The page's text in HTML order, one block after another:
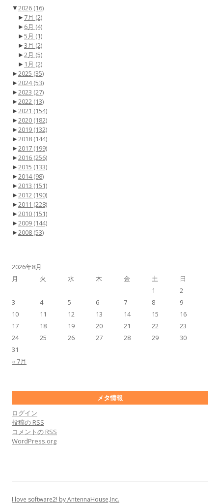
▼2026 (16)
► 7月 (2)
► 6月 (4)
►5月 (1)
►3月 (2)
►2月 (5)
► 1月 (2)
►2025 (35)
►2024(53)
►2023 (27)
►2022 (13)
►2021 (154)
►2020 (182)
►2019 (132)
►2018 (144)
►2017 (199)
►2016 (256)
►2015 (133)
►2014(98)
►2013 (151)
►2012 (190)
►2011 (228)
►2010 (151)
►2009 (144)
►2008 (53)
2026年8月
月
火 水 木 金 土 日
« 7月
1
2
3
4 5 6 7 8
9
10
11 12 13 14 15
16
17
18 19 20 21 22
23
24
25 26 27 28 29
30
31
メタ情報
ログイン
投稿の RSS
コメントの RSS
WordPress.org
I love software2! by AntennaHouse,Inc.